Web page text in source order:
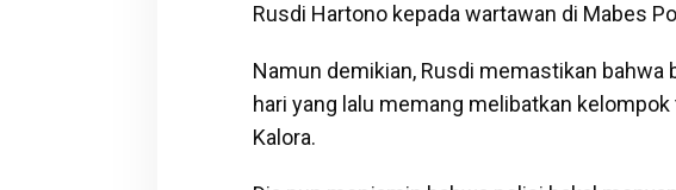
Rusdi Hartono kepada wartawan di Mabes
Namun demikian, Rusdi memastikan bahwa
hari yang lalu memang melibatkan
Kalora.